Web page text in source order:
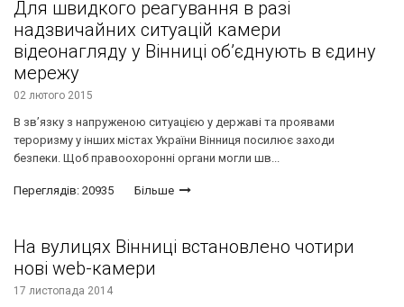
Для швидкого реагування в разі
надзвичайних ситуацій камери
відеонагляду у Вінниці об’єднують в єдину
мережу
02 лютого 2015
В зв’​​язку з напруженою ситуацією у державі та проявами
тероризму у інших містах України Вінн​​иця посилює заходи
безпеки. Щоб правоохоронні органи могли шв...
Переглядів: 20935 Більше
На вулицях Вінниці встановлено чотири
нові web-камери
17 листопада 2014